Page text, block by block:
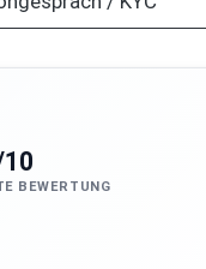
BEWERTUNG